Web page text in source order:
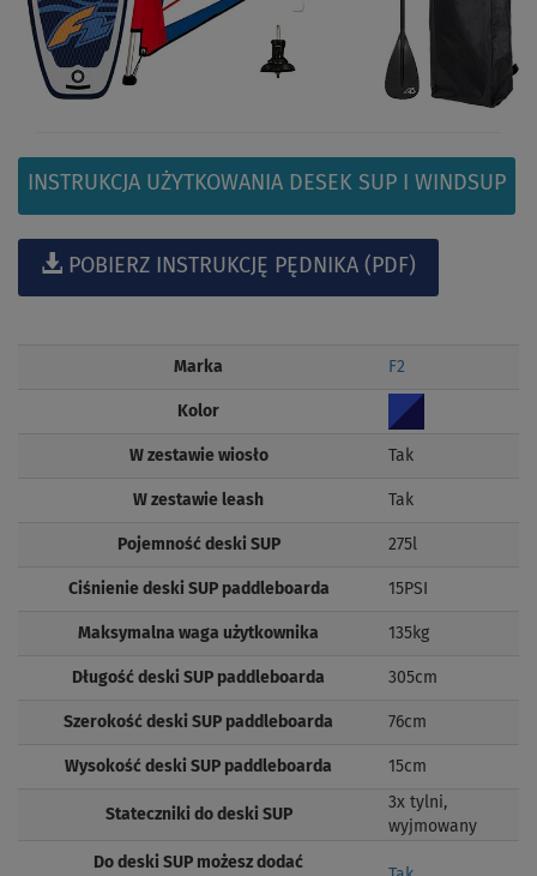
INSTRUKCJA UŻYTKOWANIA DESEK SUP I WINDSUP
POBIERZ INSTRUKCJĘ PĘDNIKA (PDF)
Marka F2
Kolor
W zestawie wiosło Tak
W zestawie leash Tak
Pojemność deski SUP 275l
Ciśnienie deski SUP paddleboarda 15PSI
Maksymalna waga użytkownika 135kg
Długość deski SUP paddleboarda 305cm
Szerokość deski SUP paddleboarda 76cm
Wysokość deski SUP paddleboarda 15cm
Stateczniki do deski SUP
3x tylni,
wyjmowany
Do deski SUP możesz dodać